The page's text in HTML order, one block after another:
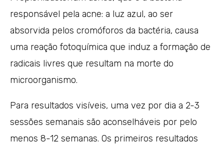
responsável pela acne: a luz azul, ao ser
absorvida pelos cromóforos da bactéria, causa
uma reação fotoquímica que induz a formação de
radicais livres que resultam na morte do
microorganismo.
Para resultados visíveis, uma vez por dia a 2-3
sessões semanais são aconselháveis por pelo
menos 8-12 semanas. Os primeiros resultados